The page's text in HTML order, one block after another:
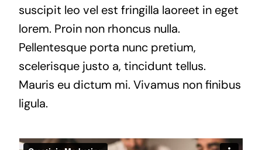
suscipit leo vel est fringilla laoreet in eget
lorem. Proin non rhoncus nulla.
Pellentesque porta nunc pretium,
scelerisque justo a, tincidunt tellus.
Mauris eu dictum mi. Vivamus non finibus
ligula.